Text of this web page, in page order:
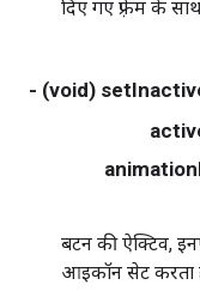
दिए गए फ़्रेम के
- (void)
बटन की ऐक्टिव,
आइकॉन सेट करता